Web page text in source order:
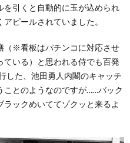
を引くと自動的に玉が込められ
ピールされていました。
（※看板はパチンコに対応させ
いる）と思われる侍でも百発
た、池田勇人内閣のキャッチ
とのようなのですが……バック
ックめいててゾクッと来るよ